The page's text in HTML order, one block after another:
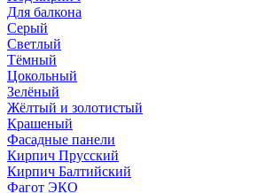
Для балкона
Серый
Светлый
Тёмный
Цокольный
Зелёный
Жёлтый и золотистый
Крашеный
Фасадные панели
Кирпич Прусский
Кирпич Балтийский
Фагот ЭКО